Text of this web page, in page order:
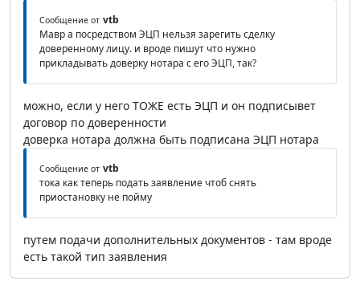
Сообщение от vtb
Мавр а посредством ЭЦП нельзя зарегить сделку
доверенному лицу. и вроде пишут что нужно
прикладывать доверку нотара с его ЭЦП, так?
можно, если у него ТОЖЕ есть ЭЦП и он подписывет
договор по доверенности
доверка нотара должна быть подписана ЭЦП нотара
Сообщение от vtb
тока как теперь подать заявление чтоб снять
приостановку не пойму
путем подачи дополнительных документов - там вроде
есть такой тип заявления